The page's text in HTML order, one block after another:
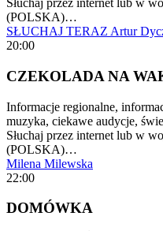
Słuchaj przez internet lub w
(POLSKA)…
SŁUCHAJ TERAZ Artur
20:00
CZEKOLADA NA
Informacje regionalne,
muzyka, ciekawe audycje,
Słuchaj przez internet lub w
(POLSKA)…
Milena Milewska
22:00
DOMÓWKA